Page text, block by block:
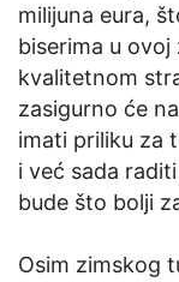
milijuna eura,
biserima u ovoj
kvalitetnom
zasigurno će
imati priliku za
i već sada
bude što bolji
Osim zimskog